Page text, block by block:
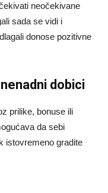
neočekivane
sada se vidi i
donose pozitivne
dobici
prilike, bonuse ili
da sebi
istovremeno gradite